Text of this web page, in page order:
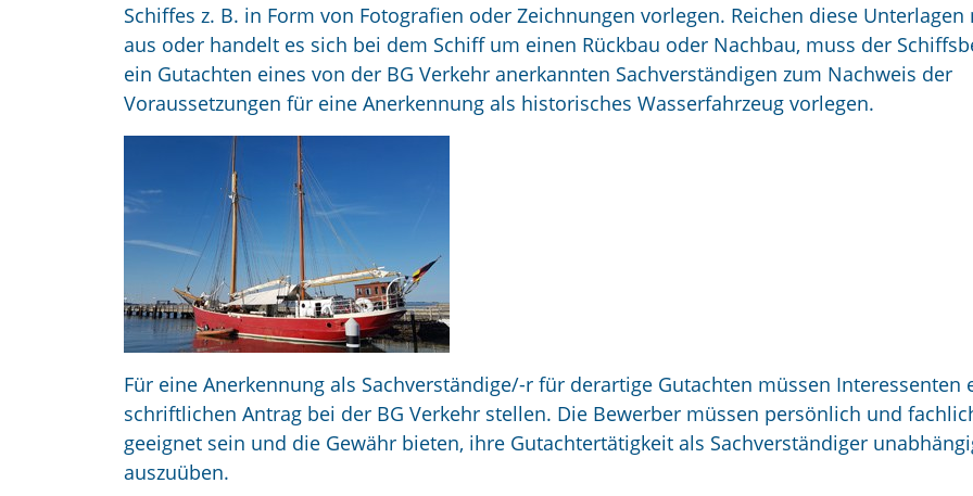
Schiffes z. B. in Form von Fotografien oder Zeichnungen vorlegen. Reichen diese Unterlagen
aus oder handelt es sich bei dem Schiff um einen Rückbau oder Nachbau, muss der
ein Gutachten eines von der BG Verkehr anerkannten Sachverständigen zum Nachweis der
Voraussetzungen für eine Anerkennung als historisches Wasserfahrzeug vorlegen.
Für eine Anerkennung als Sachverständige/-r für derartige Gutachten müssen Interessenten
schriftlichen Antrag bei der BG Verkehr stellen. Die Bewerber müssen persönlich und
geeignet sein und die Gewähr bieten, ihre Gutachtertätigkeit als Sachverständiger
auszuüben.